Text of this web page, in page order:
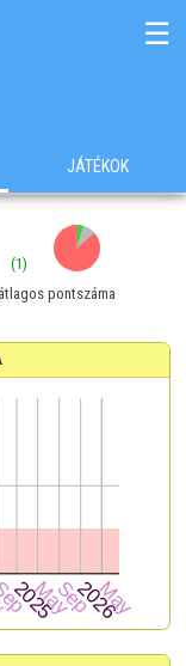
☰
JÁTÉKOK
(1)
pontszáma